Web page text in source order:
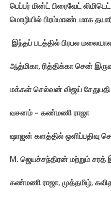
பெப்பர் மின்ட் பிரைவேட்
மொழியில் பிரம்மாண்டமாக
இந்தப் படத்தில் பிரபல
ஆத்மிகா, ரித்திக்கா சென்
மக்கள் செல்வன் விஜய் சேதுபதி
வசனம் – கண்மணி ராஜா
ஷாஜன் களத்தில் ஒளிப்பதிவு
M. ஜெயச்சந்திரன் மற்றும்
கண்மணி ராஜா, முத்தமிழ்,